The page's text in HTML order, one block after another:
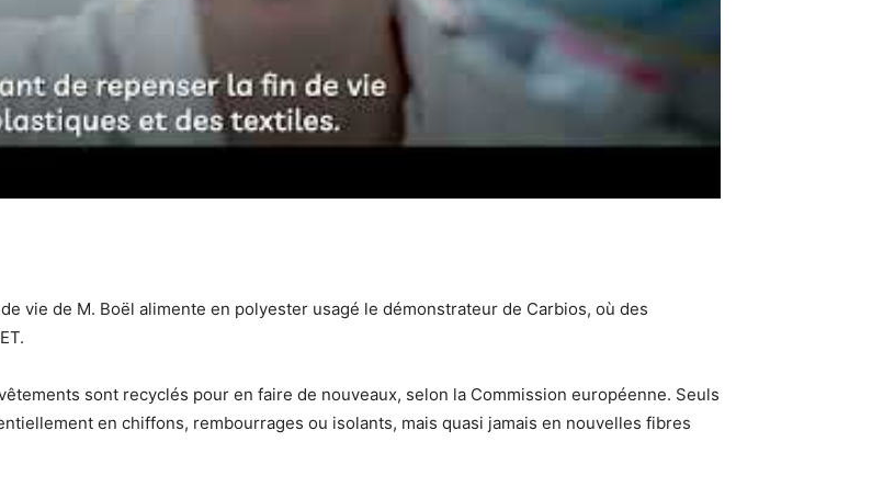
vie de M. Boël alimente en polyester usagé le démonstrateur de Carbios, où des
sont recyclés pour en faire de nouveaux, selon la Commission européenne. Seuls
en chiffons, rembourrages ou isolants, mais quasi jamais en nouvelles fibres